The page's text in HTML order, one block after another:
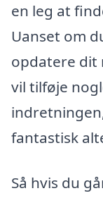
en leg at
Uanset om
opdatere dit
vil tilføje
fantastisk
Så hvis du